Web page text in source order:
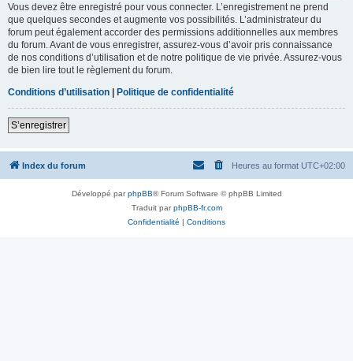
Vous devez être enregistré pour vous connecter. L’enregistrement ne prend
que quelques secondes et augmente vos possibilités. L’administrateur du
forum peut également accorder des permissions additionnelles aux membres
du forum. Avant de vous enregistrer, assurez-vous d’avoir pris connaissance
de nos conditions d’utilisation et de notre politique de vie privée. Assurez-vous
de bien lire tout le règlement du forum.
Conditions d’utilisation | Politique de confidentialité
S’enregistrer
Index du forum Heures au format UTC+02:00
Développé parphpBB® Forum Software © phpBB Limited
Traduit parphpBB-fr.com
Confidentialité | Conditions